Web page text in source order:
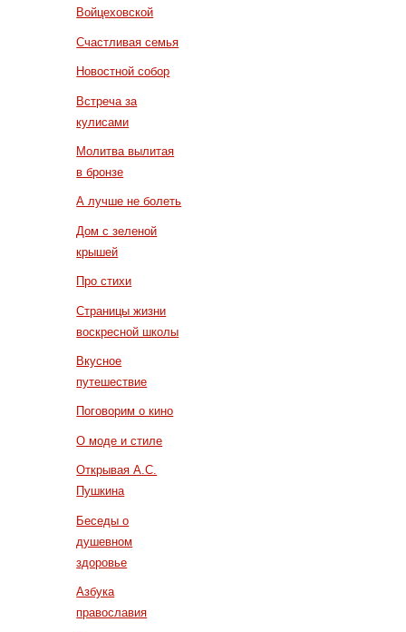
Войцеховской
Счастливая семья
Новостной собор
Встреча за
кулисами
Молитва вылитая
в бронзе
А лучше не болеть
Дом с зеленой
крышей
Про стихи
Страницы жизни
воскресной школы
Вкусное
путешествие
Поговорим о кино
О моде и стиле
Открывая А.С.
Пушкина
Беседы о
душевном
здоровье
Азбука
православия